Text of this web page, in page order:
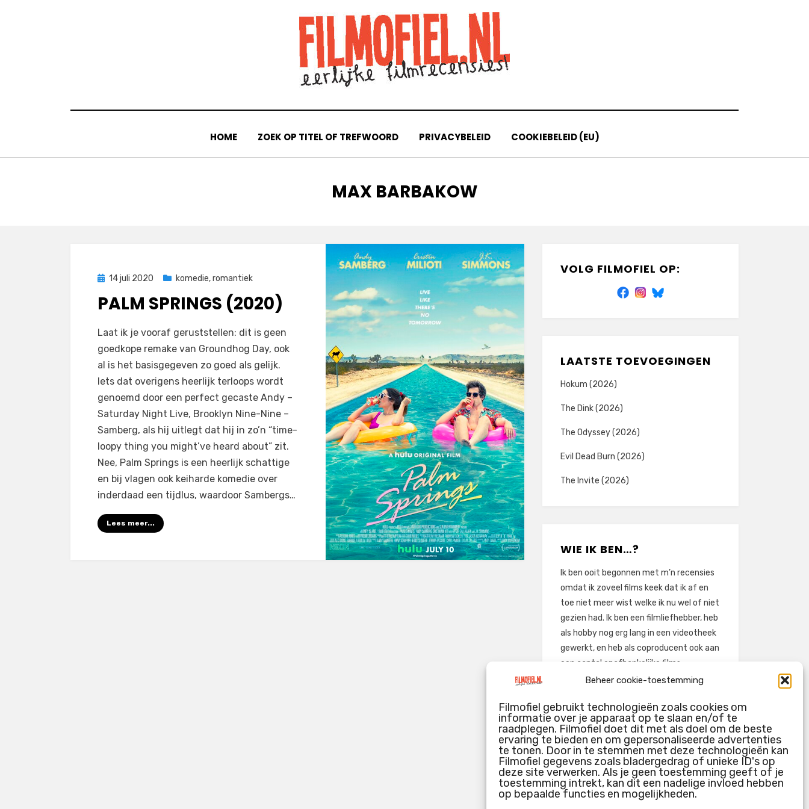
Beheer cookie-toestemming
Filmofiel gebruikt technologieën zoals cookies om
informatie over je apparaat op te slaan en/of te
raadplegen. Filmofiel doet dit met als doel om de beste
ervaring te bieden en om gepersonaliseerde advertenties
te tonen. Door in te stemmen met deze technologieën kan
Filmofiel gegevens zoals bladergedrag of unieke ID's op
deze site verwerken. Als je geen toestemming geeft of je
toestemming intrekt, kan dit een nadelige invloed hebben
op bepaalde functies en mogelijkheden.
HOME ZOEK OP TITEL OF TREFWOORD PRIVACYBELEID COOKIEBELEID (EU)
TAG
:
MAX BARBAKOW
Geplaatst
14 juli 2020 komedie,romantiek
PALM SPRINGS (2020)
door Filmofiel.nl
Laat een reactie achterop
Palm
(2020)
Laat ik je vooraf geruststellen: dit is geen
goedkope remake van Groundhog Day, ook
al is het basisgegeven zo goed als gelijk.
Iets dat overigens heerlijk terloops wordt
genoemd door een perfect gecaste Andy –
Saturday Night Live, Brooklyn Nine-Nine –
Samberg, als hij uitlegt dat hij in zo’n “time-
loopy thing you might’ve heard about” zit.
Nee, Palm Springs is een heerlijk schattige
en bij vlagen ook keiharde komedie over
inderdaad een tijdlus, waardoor Sambergs…
Lees meer...
VOLG FILMOFIEL OP:
LAATSTE TOEVOEGINGEN
Hokum (2026)
The Dink (2026)
The Odyssey (2026)
Evil Dead Burn (2026)
The Invite (2026)
WIE IK BEN…?
Ik ben ooit begonnen met m’n recensies
omdat ik zoveel films keek dat ik af en
toe niet meer wist welke ik nu wel of niet
gezien had. Ik ben een filmliefhebber, heb
als hobby nog erg lang in een videotheek
gewerkt, en heb als coproducent ook aan
een aantal onafhankelijke films
meegewerkt.
pretentieloze uitbreidingen van m’n
voormalige ‘videotheek-geouwehoer’,
aangevuld met een groeiende kennis
over de kunde én de kunst van het
maken van film.